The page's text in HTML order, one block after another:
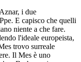
i due
E capisco che quelli
niente a che fare.
l'ideale europeista,
trovo surreale
Il Mes è uno